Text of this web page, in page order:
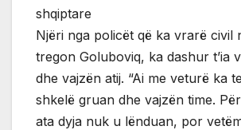
shqiptare
Njëri nga policët që ka vrarë civil
tregon Goluboviq, ka dashur t’ia
dhe vajzën atij. “Ai me veturë ka
shkelë gruan dhe vajzën time.
ata dyja nuk u lënduan, por